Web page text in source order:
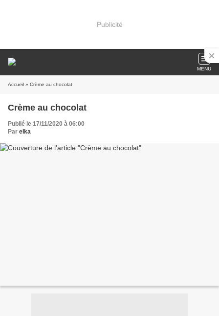
Publicité
MENU
Accueil » Crème au chocolat
Crème au chocolat
Publié le 17/11/2020 à 06:00
Par elka